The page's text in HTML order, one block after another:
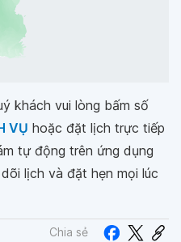
khách vui lòng bấm số
VỤ hoặc đặt lịch trực tiếp
tự động trên ứng dụng
lịch và đặt hẹn mọi lúc
Chia sẻ